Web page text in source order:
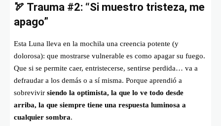
🏹 Trauma #2: “Si muestro tristeza, me
apago”
Esta Luna lleva en la mochila una creencia potente (y
dolorosa): que mostrarse vulnerable es como apagar su fuego.
Que si se permite caer, entristecerse, sentirse perdida… va a
defraudar a los demás o a sí misma. Porque aprendió a
sobrevivir siendo la optimista, la que lo ve todo desde
arriba, la que siempre tiene una respuesta luminosa a
cualquier sombra.